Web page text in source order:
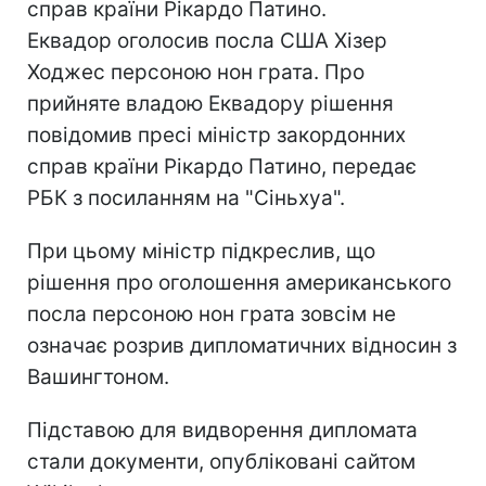
справ країни Рікардо Патино.
Еквадор оголосив посла США Хізер
Ходжес персоною нон грата. Про
прийняте владою Еквадору рішення
повідомив пресі міністр закордонних
справ країни Рікардо Патино, передає
РБК з посиланням на "Сіньхуа".
При цьому міністр підкреслив, що
рішення про оголошення американського
посла персоною нон грата зовсім не
означає розрив дипломатичних відносин з
Вашингтоном.
Підставою для видворення дипломата
стали документи, опубліковані сайтом